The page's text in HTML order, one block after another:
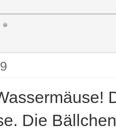
Die